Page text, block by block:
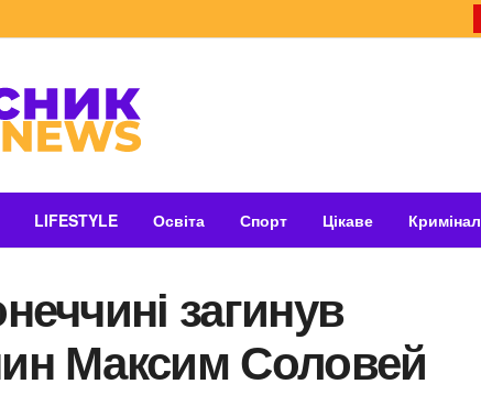
LIFESTYLE Освіта Спорт Цікаве Кримінал
загинув
Максим Соловей